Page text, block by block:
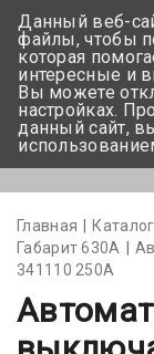
Главная Каталог
Габарит 630А
341110 250А
Данный веб-
файлы, чтобы
которая
интересные и
Вы можете
настройках.
данный сайт,